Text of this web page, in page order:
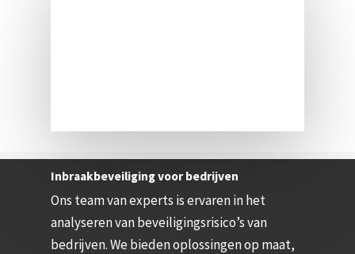
Inbraakbeveiliging voor bedrijven
Ons team van experts is ervaren in het
analyseren van beveiligingsrisico’s van
bedrijven. We bieden oplossingen op maat,